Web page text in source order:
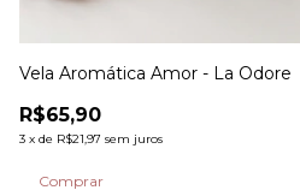
Vela Aromática Amor - La Odore
R$65,90
3 x de R$21,97 sem juros